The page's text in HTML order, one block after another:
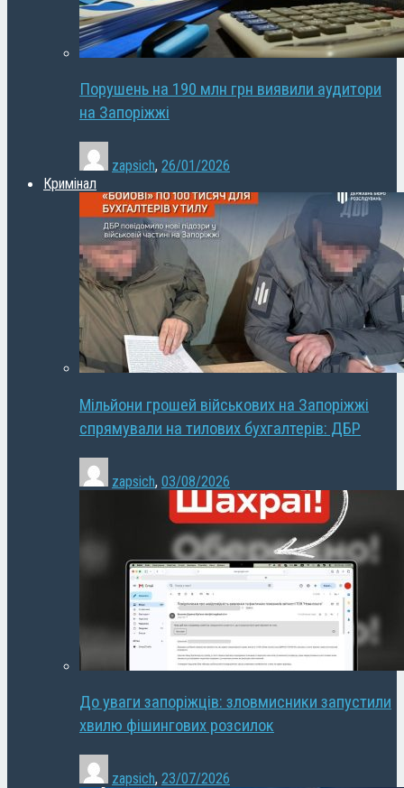
Порушень на 190 млн грн виявили аудитори
на Запоріжжі
zapsich, 26/01/2026
Кримінал
Мільйони грошей військових на Запоріжжі
спрямували на тилових бухгалтерів: ДБР
zapsich, 03/08/2026
До уваги запоріжців: зловмисники запустили
хвилю фішингових розсилок
zapsich, 23/07/2026